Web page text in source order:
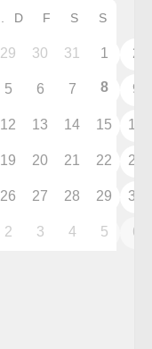
D F S S
29 30 31 1 2
5 6 7 8 9
12 13 14 15 16
19 20 21 22 23
26 27 28 29 30
2 3 4 5 6